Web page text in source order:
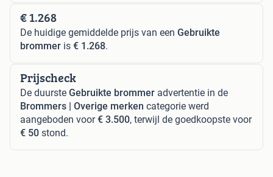
€ 1.268
De huidige gemiddelde prijs van een Gebruikte
brommer is € 1.268.
Prijscheck
De duurste Gebruikte brommer advertentie in de
Brommers | Overige merken categorie werd
aangeboden voor€ 3.500, terwijl de goedkoopste voor
€ 50 stond.